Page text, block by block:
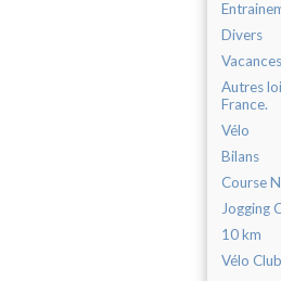
Divers
Vacances
Autres
France.
Vélo
Bilans
Course
Jogging
10 km
Vélo